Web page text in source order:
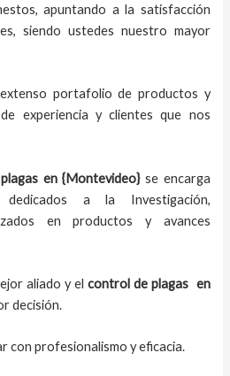
apuntando a la satisfacción
siendo ustedes nuestro mayor
portafolio de productos y
experiencia y clientes que nos
en {Montevideo} se encarga
dedicados a la Investigación,
en productos y avances
aliado y elcontrol de plagas en
decisión.
con profesionalismo y eficacia.